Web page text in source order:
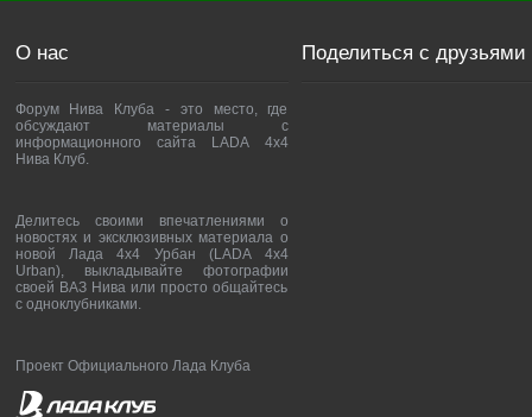
О нас
Форум Нива Клуба - это место, где
обсуждают материалы с
информационного сайта LADA 4x4
Нива Клуб.
Делитесь своими впечатлениями о
новостях и эксклюзивных материала о
новой Лада 4х4 Урбан (LADA 4x4
Urban), выкладывайте фотографии
своей ВАЗ Нива или просто общайтесь
с одноклубниками.
Проект Официального Лада Клуба
Поделиться с друзьями